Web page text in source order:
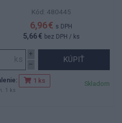
Kód: 480445
6,96 € s DPH
5,66 € bez DPH / ks
KÚPIŤ
1 ks
1 ks
Skladom